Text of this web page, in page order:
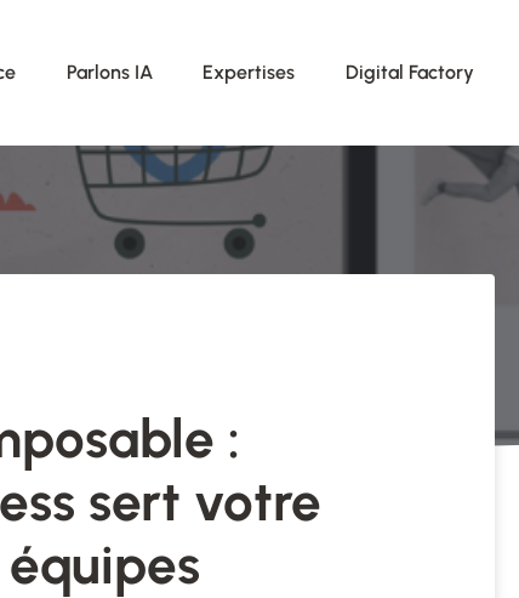
Parlons IA Expertises Digital Factory
:
sert votre